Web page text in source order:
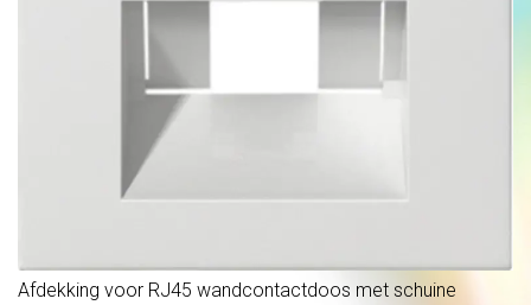
Afdekking voor RJ45 wandcontactdoos met schuine